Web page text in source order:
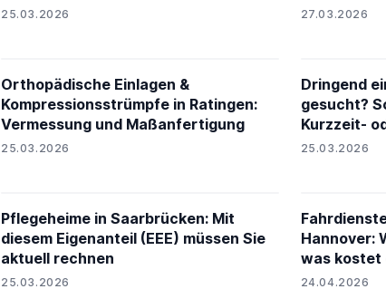
25.03.2026 27.03.2026
Orthopädische Einlagen &
Kompressionsstrümpfe in Ratingen:
Vermessung und Maßanfertigung
25.03.2026
Dringend
gesucht?
Kurzzeit-
25.03.2026
Pflegeheime in Saarbrücken: Mit
diesem Eigenanteil (EEE) müssen Sie
aktuell rechnen
25.03.2026
Hannover:
was kostet
24.04.2026